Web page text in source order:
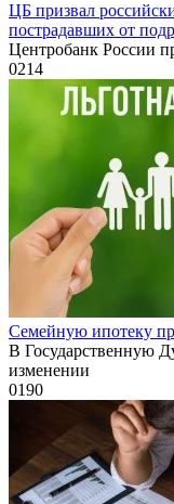
ЦБ призвал
пострадавших от
Центробанк России
0214
Семейную ипотеку
В Государственную
изменении
0190